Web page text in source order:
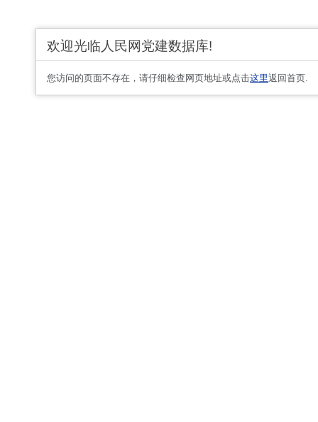
欢迎光临人民网党建数据库!
您访问的页面不存在，请仔细检查网页地址或点击这里返回首页.